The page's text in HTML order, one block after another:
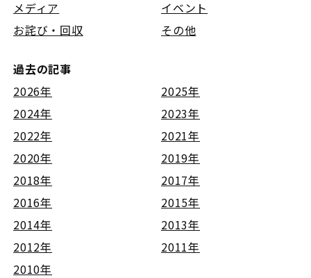
メディア
イベント
お詫び・回収
その他
過去の記事
2026年
2025年
2024年
2023年
2022年
2021年
2020年
2019年
2018年
2017年
2016年
2015年
2014年
2013年
2012年
2011年
2010年